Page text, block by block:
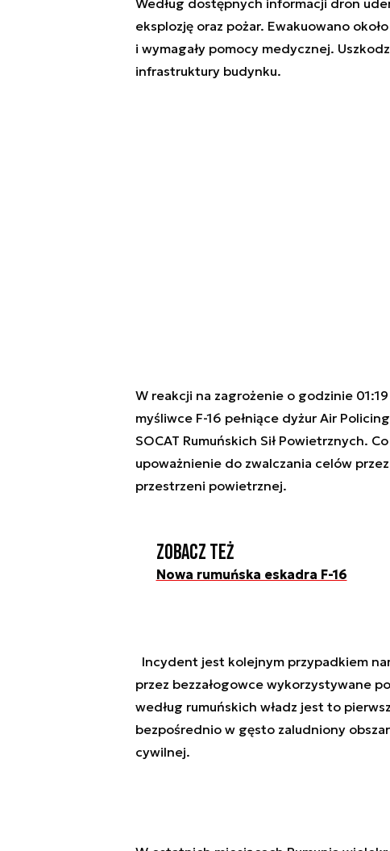
Według dostępnych informacji dron
eksplozję oraz pożar. Ewakuowano
i wymagały pomocy medycznej.
infrastruktury budynku.
W reakcji na zagrożenie o godzinie
myśliwce F-16 pełniące dyżur Air
SOCAT Rumuńskich Sił Powietrznych.
upoważnienie do zwalczania celów
przestrzeni powietrznej.
Zobacz też
Nowa rumuńska eskadra F-16
Incydent jest kolejnym przypadkiem
przez bezzałogowce wykorzystywane
według rumuńskich władz jest to
bezpośrednio w gęsto zaludniony
cywilnej.